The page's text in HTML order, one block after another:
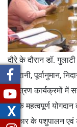
दौरे के दौरान डॉ.
निगरानी, पूर्वानुमान,
नियंत्रण कार्यक्रमों में
उसके महत्वपूर्ण
सरकार के पशुपालन एवं
X